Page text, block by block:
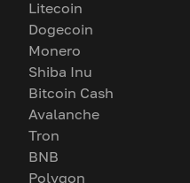
Litecoin
Dogecoin
Monero
Shiba Inu
Bitcoin Cash
Avalanche
Tron
BNB
Polygon